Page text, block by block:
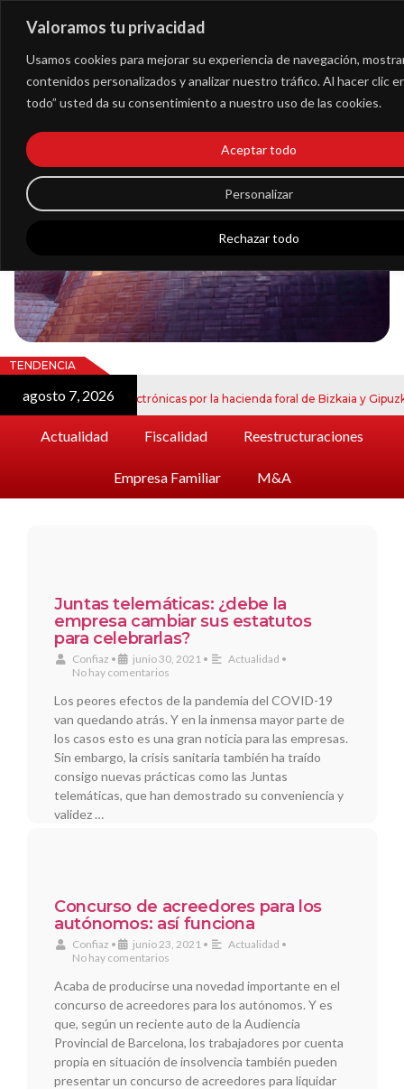
Valoramos tu privacidad
Usamos cookies para mejorar su experiencia de navegación,
contenidos personalizados y analizar nuestro tráfico. Al hacer clic
todo” usted da su consentimiento a nuestro uso de las cookies.
Personalizar
Rechazar todo
Aceptar todo
Blog
Noticias
TENDENCIA
agosto 7, 2026
notificaciones electrónicas por la hacienda foral de Bizkaia y Gipuzkoa
Actualidad Fiscalidad Reestructuraciones
Empresa Familiar M&A
Juntas telemáticas: ¿debe la
empresa cambiar sus estatutos
para celebrarlas?
Confiaz • junio 30, 2021 • Actualidad •
No hay comentarios
Los peores efectos de la pandemia del COVID-19
van quedando atrás. Y en la inmensa mayor parte de
los casos esto es una gran noticia para las empresas.
Sin embargo, la crisis sanitaria también ha traído
consigo nuevas prácticas como las Juntas
telemáticas, que han demostrado su conveniencia y
validez …
Concurso de acreedores para los
autónomos: así funciona
Confiaz • junio 23, 2021 • Actualidad •
No hay comentarios
Acaba de producirse una novedad importante en el
concurso de acreedores para los autónomos. Y es
que, según un reciente auto de la Audiencia
Provincial de Barcelona, los trabajadores por cuenta
propia en situación de insolvencia también pueden
presentar un concurso de acreedores para liquidar